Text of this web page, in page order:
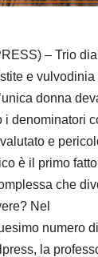
y
V
i
d
e
o
– Trio
e vulvodinia
donna
i denominatori
e
è il primo
che
Nel
numero
la